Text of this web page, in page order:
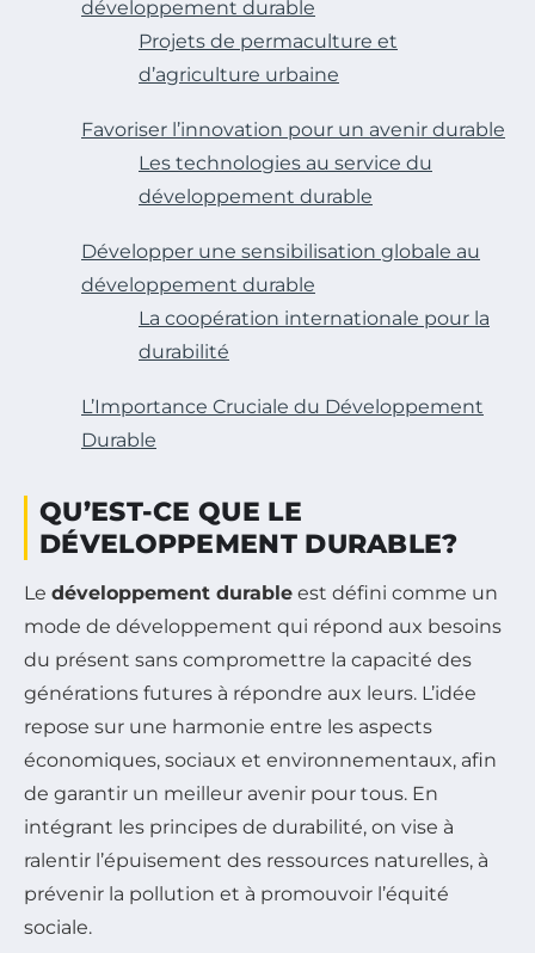
développement durable
Projets de permaculture et
d’agriculture urbaine
Favoriser l’innovation pour un avenir durable
Les technologies au service du
développement durable
Développer une sensibilisation globale au
développement durable
La coopération internationale pour la
durabilité
L’Importance Cruciale du Développement
Durable
QU’EST-CE QUE LE
DÉVELOPPEMENT DURABLE?
Le développement durable est défini comme un
mode de développement qui répond aux besoins
du présent sans compromettre la capacité des
générations futures à répondre aux leurs. L’idée
repose sur une harmonie entre les aspects
économiques, sociaux et environnementaux, afin
de garantir un meilleur avenir pour tous. En
intégrant les principes de durabilité, on vise à
ralentir l’épuisement des ressources naturelles, à
prévenir la pollution et à promouvoir l’équité
sociale.